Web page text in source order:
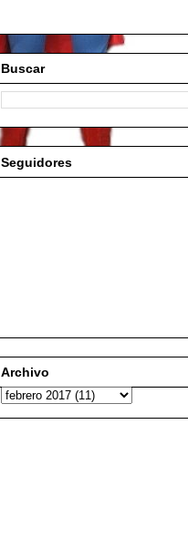
Buscar
Seguidores
Archivo